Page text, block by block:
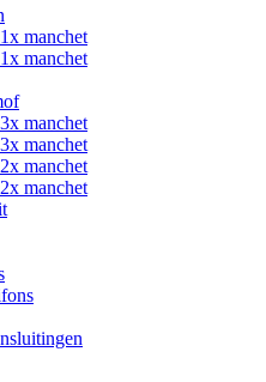
manchet
manchet
manchet
manchet
manchet
manchet